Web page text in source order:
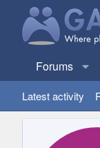
Forums
Latest activity